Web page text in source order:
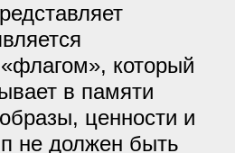
который
в памяти
ценности и
не должен быть